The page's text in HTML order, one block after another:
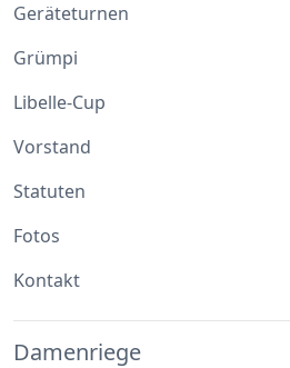
Geräteturnen
Grümpi
Libelle-Cup
Vorstand
Statuten
Fotos
Kontakt
Damenriege